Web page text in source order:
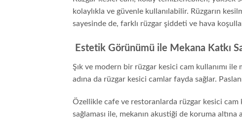
kolaylıkla ve güvenle kullanılabilir. Rüzgarın
sayesinde de, farklı rüzgar şiddeti ve hava
Estetik Görünümü ile Mekana Katkı
Şık ve modern bir rüzgar kesici cam kullanımı ile
adına da rüzgar kesici camlar fayda sağlar.
Özellikle cafe ve restoranlarda rüzgar kesici cam
sağlaması ile, mekanın akustiği de koruma altına